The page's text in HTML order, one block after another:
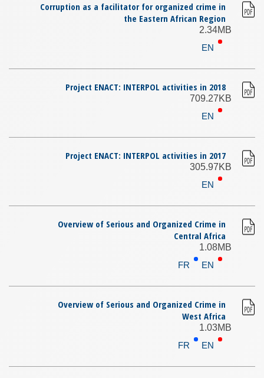
Corruption as a facilitator for organized crime in
the Eastern African Region
2.34MB
EN
Project ENACT: INTERPOL activities in 2018
709.27KB
EN
Project ENACT: INTERPOL activities in 2017
305.97KB
EN
Overview of Serious and Organized Crime in
Central Africa
1.08MB
EN
FR
Overview of Serious and Organized Crime in
West Africa
1.03MB
EN
FR